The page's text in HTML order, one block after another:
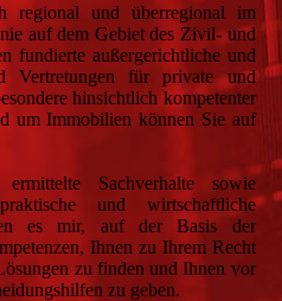
und überregional im
auf dem Gebiet des Zivil- und
fundierte außergerichtliche und
Vertretungen für private und
hinsichtlich kompetenter
um Immobilien können Sie auf
Sachverhalte sowie
und wirtschaftliche
es mir, auf der Basis der
Ihnen zu Ihrem Recht
zu finden und Ihnen vor
zu geben.